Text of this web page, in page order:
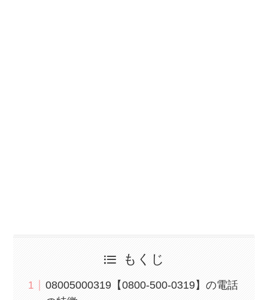
もくじ
08005000319【0800-500-0319】の電話